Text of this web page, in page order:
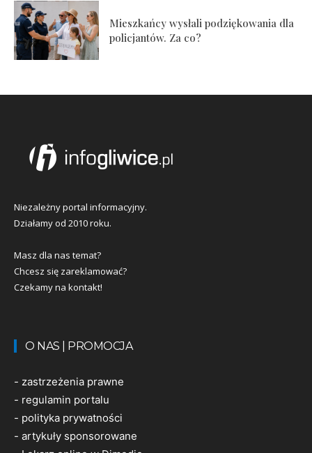
Mieszkańcy wysłali podziękowania dla
policjantów. Za co?
Niezależny portal informacyjny.
Działamy od 2010 roku.
Masz dla nas temat?
Chcesz się zareklamować?
Czekamy na kontakt!
O NAS | PROMOCJA
- zastrzeżenia prawne
- regulamin portalu
- polityka prywatności
- artykuły sponsorowane